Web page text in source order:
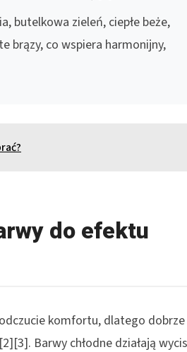
butelkowa zieleń, ciepłe beże,
brązy, co wspiera harmonijny,
do efektu
komfortu, dlatego dobrze
Barwy chłodne działają